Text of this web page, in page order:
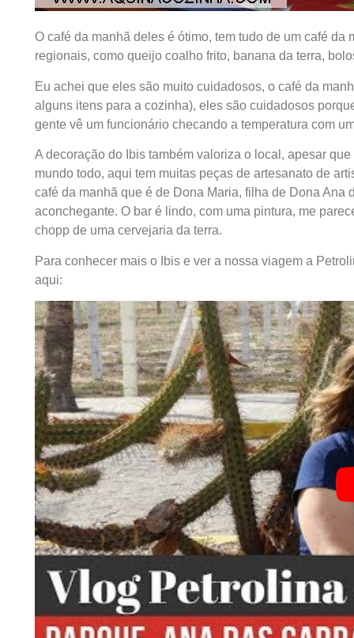
O café da manhã deles é ótimo, tem tudo de um café
regionais, como queijo coalho frito, banana da terra,
Eu achei que eles são muito cuidadosos, o café da
alguns itens para a cozinha), eles são cuidadosos
gente vê um funcionário checando a temperatura com
A decoração do Ibis também valoriza o local, apesar
mundo todo, aqui tem muitas peças de artesanato de
café da manhã que é de Dona Maria, filha de Dona
aconchegante. O bar é lindo, com uma pintura, me
chopp de uma cervejaria da terra.
Para conhecer mais o Ibis e ver a nossa viagem a
aqui: